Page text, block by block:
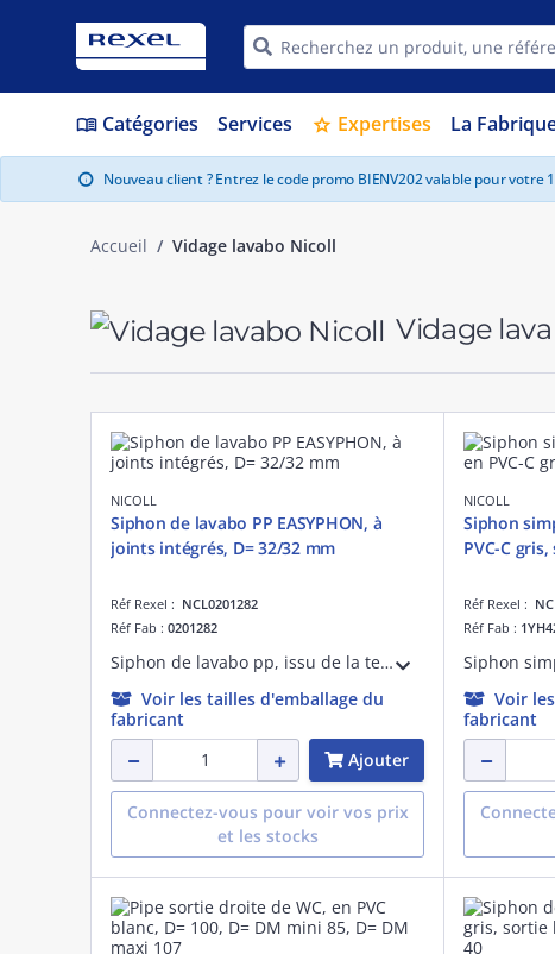
menu_book Catégories Services star Expertises La
info Nouveau client ? Entrez le code promo BIENV202 valable pour
Accueil Vidage lavabo Nicoll
Vidage
NICOLL
Siphon de lavabo PP EASYPHON, à
joints intégrés, D= 32/32 mm
Réf Rexel : NCL0201282
Réf Fab : 0201282
Siphon de lavabo pp, issu de la technologie bi-injection easyphon, à joints intégrés, d= 32/32 mm, débit 50 l/min, étanchéité garantie, réglable en hauteur 133-192 mm, garde d'eau 50 mm, titulaire de la marque nf
Voir les tailles d'emballage du
fabricant
Ajouter
Connectez-vous pour voir vos prix
et les stocks
NICOLL
Siphon
PVC-C
Réf Rexel :
Réf Fab :
Voir
fabricant